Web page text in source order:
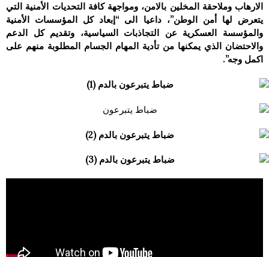
الارهاب وملاحقة المخلين بالامن، ومواجهة كافة التحديات الأمنية التي
يتعرض لها أمن الوطن”، داعيا الى “إبعاد كل المؤسسات الأمنية
والمؤسسة العسكرية عن التجاذبات السياسية، وتقديم كل الدعم
والاحتضان الذي يمكنها من تأدية المهام الجسام المطلوبة منهم على
اكمل وجه”.